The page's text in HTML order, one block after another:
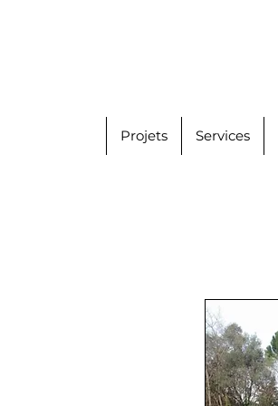
Projets Services